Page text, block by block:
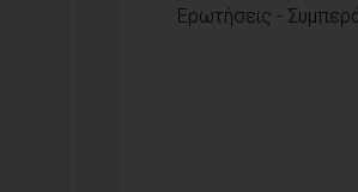
Ερωτήσεις -